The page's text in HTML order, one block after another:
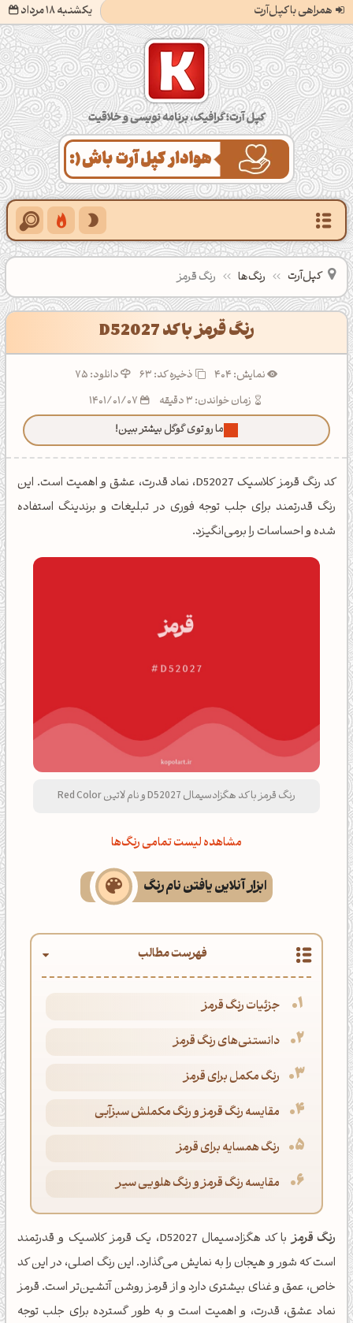
همراهی با کپل‌آرت یکشنبه 18 مرداد کپل‌آرت؛ گرافیک، برنامه‌نویسی و خلاقیت
کپل‌آرت رنگ‌ها رنگ قرمز
رنگ قرمز با کد D52027
نمایش: 404 ذخیره کد:63
دانلود: 75
زمان خواندن: 3 دقیقه
ما رو توی گوگل بیشتر ببین!
کد رنگ قرمز کلاسیک D52027، نماد قدرت، عشق و اهمیت است. این
رنگ قدرتمند برای جلب توجه فوری در تبلیغات و برندینگ استفاده
شده و احساسات را برمی‌انگیزد.
رنگ قرمز با کد هگزادسیمال D52027 و نام لاتین Red Color
مشاهده لیست تمامی رنگ‌ها
ابزار آنلاین یافتن نام رنگ
فهرست مطالب
جزئیات رنگ قرمز
دانستنی‌های رنگ قرمز
رنگ مکمل برای قرمز
مقایسه رنگ قرمز و رنگ مکملش سبزآبی
رنگ همسایه برای قرمز
مقایسه رنگ قرمز و رنگ هلویی سیر
رنگ قرمز
با کد هگزادسیمال D52027، یک قرمز کلاسیک و قدرتمند
است که شور و هیجان را به نمایش می‌گذارد. این رنگ اصلی، در این کد
خاص، عمق و غنای بیشتری دارد و از قرمز روشن آتشین‌تر است. قرمز
نماد عشق، قدرت، و اهمیت است و به طور گسترده برای جلب توجه